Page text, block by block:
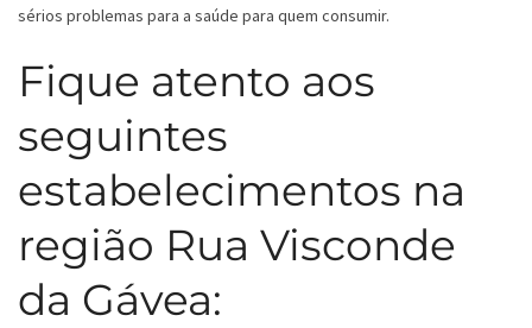
sérios problemas para a saúde para quem consumir.
Fique atento aos
seguintes
estabelecimentos na
região Rua Visconde
da Gávea: